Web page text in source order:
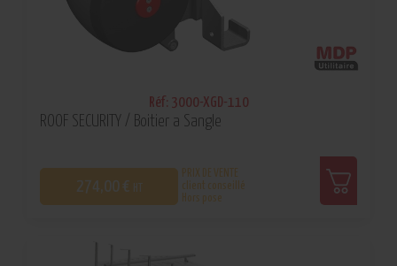
Réf: 3000-XGD-110
ROOF SECURITY / Boitier a Sangle
274,00 € HT
PRIX DE VENTE
client conseillé
Hors pose